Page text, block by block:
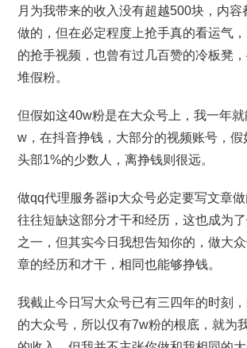
月为我带来的收入没有超越500块，内容
做的，但在必定程度上抢手真的看运气
的抢手视频，也曾有过几百赞的冷板凳
堆假粉。
但假如这40w粉是在大众号上，我一年
w，在抖音挣钱，大部分的视频账号，假
头部1%的少数人，离挣钱则很远。
做qq代理服务器ip大众号必定要写文章
往往短缺这部分才干和经历，这也成为
之一，但其实今日我想告知你的，做大
章的经历和才干，相同也能够挣钱。
我截止今日写大众号已有三四年的时刻
的大众号，所以仅有7w粉的根底，就为